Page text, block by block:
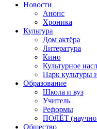
Новости
Анонс
Хроника
Культура
Дом актёра
Литература
Кино
Культурное
Парк культуры
Образование
Школа и вуз
Учитель
Реформы
ПОЛЁТ (научно-
Общество